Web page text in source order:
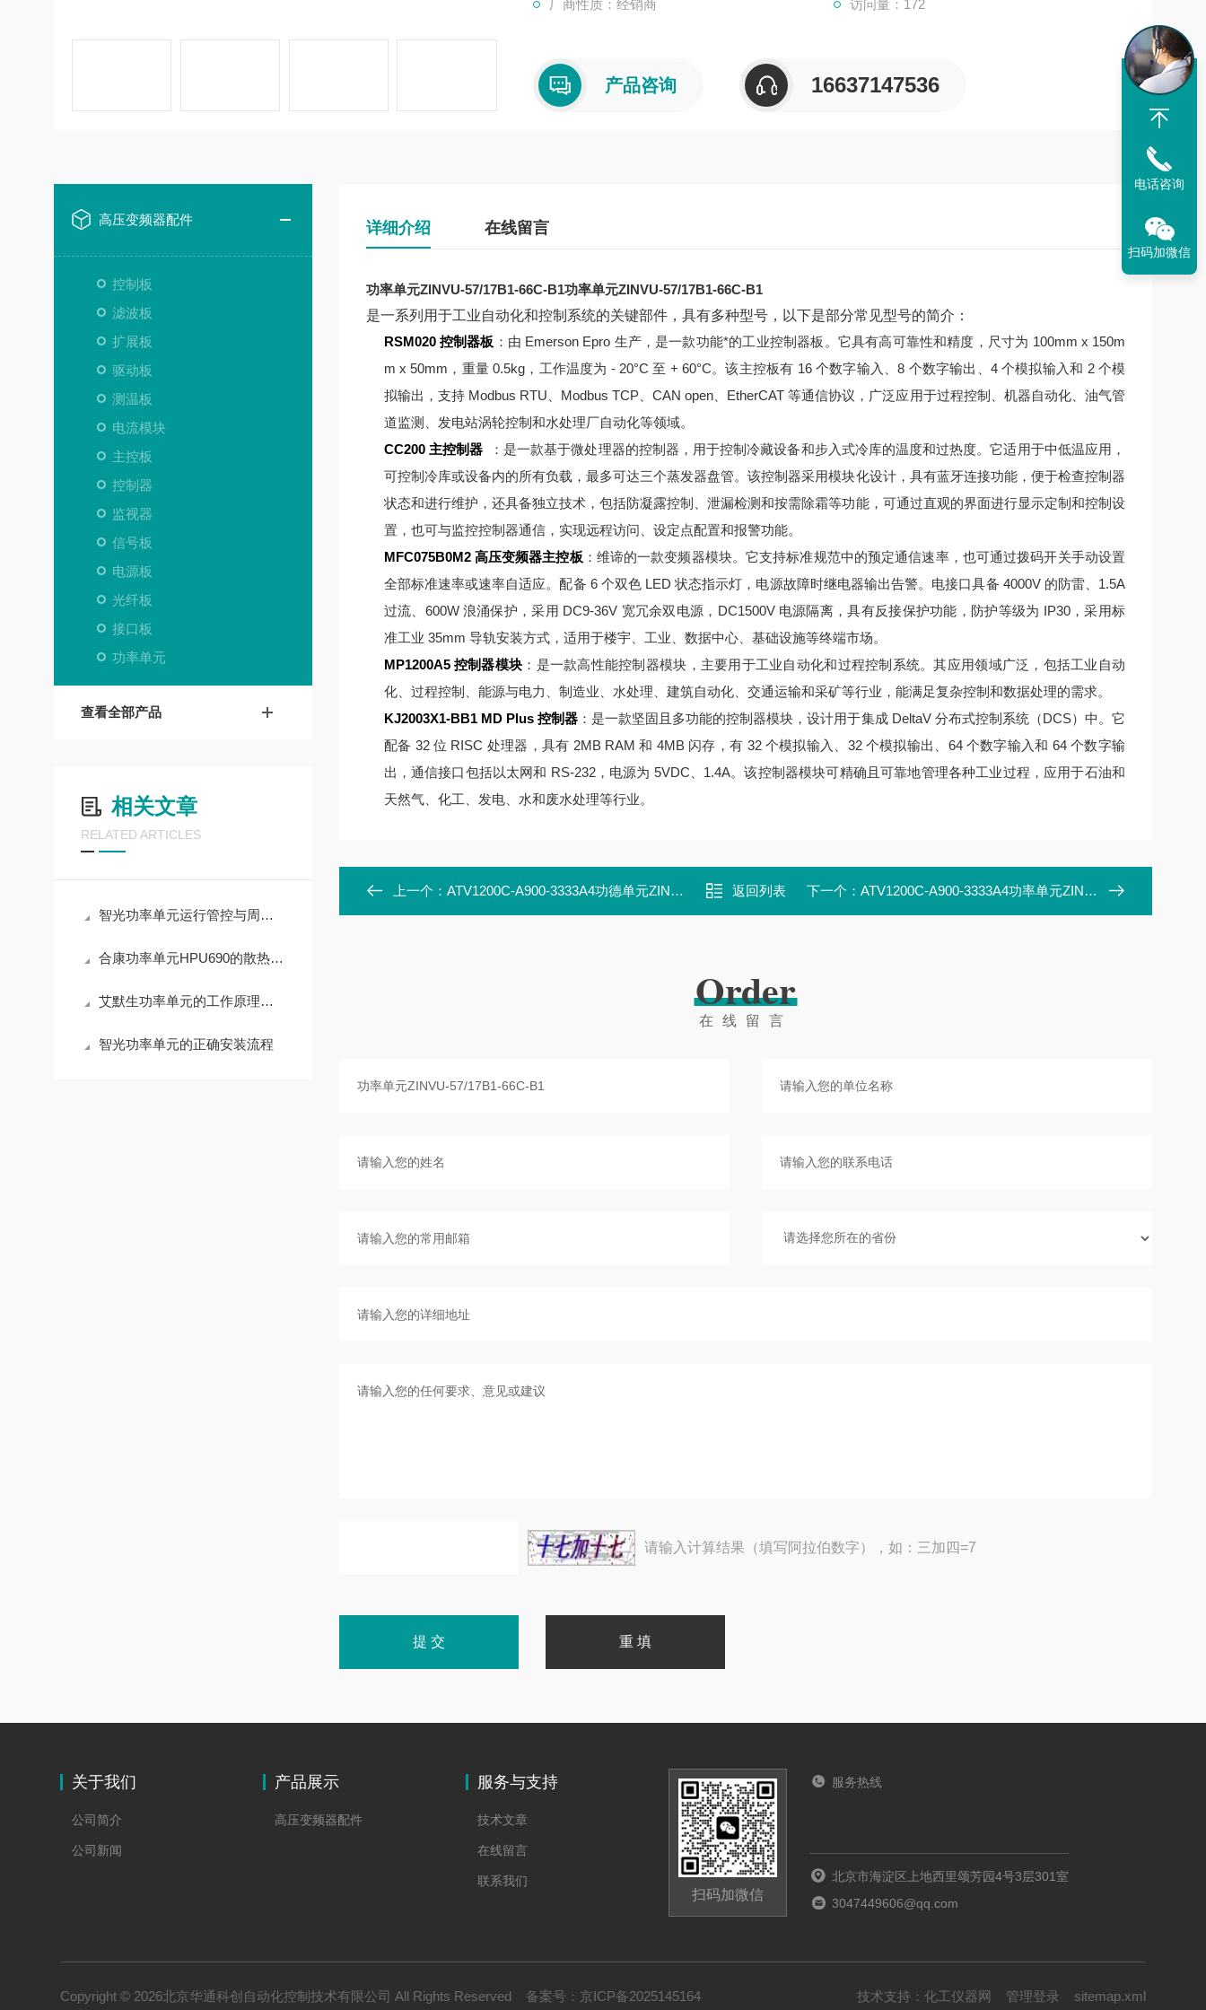
厂商性质：经销商 访问量：172
产品咨询 16637147536
高压变频器配件
控制板
滤波板
扩展板
驱动板
测温板
电流模块
主控板
控制器
监视器
信号板
电源板
光纤板
接口板
功率单元
查看全部产品
相关文章
RELATED ARTICLES
智光功率单元运行管控与周期养护实操解析
合康功率单元HPU690的散热设计原理
艾默生功率单元的工作原理与应用领域深度解析
智光功率单元的正确安装流程
详细介绍 在线留言
功率单元ZINVU-57/17B1-66C-B1功率单元ZINVU-57/17B1-66C-B1
是一系列用于工业自动化和控制系统的关键部件，具有多种型号，以下是部分常见型号的简介：
RSM020 控制器板 ：由 Emerson Epro 生产，是一款功能*的工业控制器板。它具有高可靠性和精度，尺寸为 100mm x 150m
m x 50mm，重量 0.5kg，工作温度为 - 20°C 至 + 60°C。该主控板有 16 个数字输入、8 个数字输出、4 个模拟输入和 2 个模
拟输出，支持 Modbus RTU、Modbus TCP、CAN open、EtherCAT 等通信协议，广泛应用于过程控制、机器自动化、油气管
道监测、发电站涡轮控制和水处理厂自动化等领域。
CC200 主控制器
：是一款基于微处理器的控制器，用于控制冷藏设备和步入式冷库的温度和过热度。它适用于中低温应用，
可控制冷库或设备内的所有负载，最多可达三个蒸发器盘管。该控制器采用模块化设计，具有蓝牙连接功能，便于检查控制器
状态和进行维护，还具备独立技术，包括防凝露控制、泄漏检测和按需除霜等功能，可通过直观的界面进行显示定制和控制设
置，也可与监控控制器通信，实现远程访问、设定点配置和报警功能。
MFC075B0M2 高压变频器主控板 ：维谛的一款变频器模块。它支持标准规范中的预定通信速率，也可通过拨码开关手动设置
全部标准速率或速率自适应。配备 6 个双色 LED 状态指示灯，电源故障时继电器输出告警。电接口具备 4000V 的防雷、1.5A
过流、600W 浪涌保护，采用 DC9-36V 宽冗余双电源，DC1500V 电源隔离，具有反接保护功能，防护等级为 IP30，采用标
准工业 35mm 导轨安装方式，适用于楼宇、工业、数据中心、基础设施等终端市场。
MP1200A5 控制器模块 ：是一款高性能控制器模块，主要用于工业自动化和过程控制系统。其应用领域广泛，包括工业自动
化、过程控制、能源与电力、制造业、水处理、建筑自动化、交通运输和采矿等行业，能满足复杂控制和数据处理的需求。
KJ2003X1-BB1 MD Plus 控制器：是一款坚固且多功能的控制器模块，设计用于集成 DeltaV 分布式控制系统（DCS）中。它
配备 32 位 RISC 处理器，具有 2MB RAM 和 4MB 闪存，有 32 个模拟输入、32 个模拟输出、64 个数字输入和 64 个数字输
出，通信接口包括以太网和 RS-232，电源为 5VDC、1.4A。该控制器模块可精确且可靠地管理各种工业过程，应用于石油和
天然气、化工、发电、水和废水处理等行业。
上一个： ATV1200C-A900-3333A4功德单元ZINVU-50/17d1-61c-b4 返回列表 下一个： ATV1200C-A900-3333A4功率单元ZINVU-350/17B1-69C-B3
Order
在线留言
请输入计算结果（填写阿拉伯数字），如：三加四=7
关于我们
公司简介
公司新闻
产品展示
高压变频器配件
服务与支持
技术文章
在线留言
联系我们
扫码加微信
服务热线
北京市海淀区上地西里颂芳园4号3层301室
3047449606@qq.com
Copyright © 2026北京华通科创自动化控制技术有限公司 All Rights Reserved 备案号： 京ICP备2025145164 技术支持： 化工仪器网 管理登录 sitemap.xml
电话咨询
扫码加微信